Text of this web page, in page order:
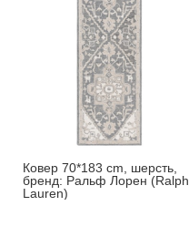
Ковер 70*183 cm, шерсть,
бренд: Ральф Лорен (Ralph
Lauren)